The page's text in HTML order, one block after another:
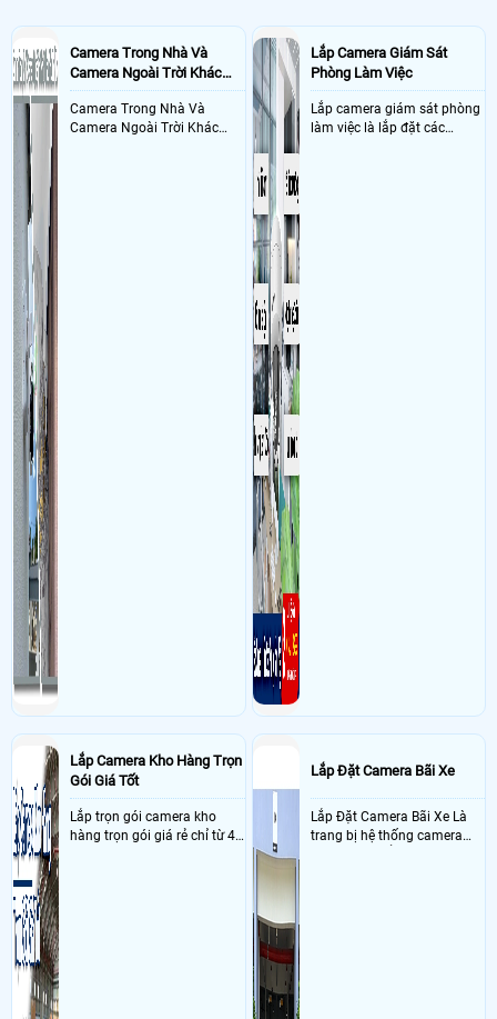
Camera Trong Nhà Và
Camera Ngoài Trời Khác
Nhau Như Thế Nào
Camera Trong Nhà Và
Camera Ngoài Trời Khác
Lắp Camera Giám Sát
Phòng Làm Việc
Lắp camera giám sát phòng
làm việc là lắp đặt các
Lắp Camera Kho Hàng Trọn
Gói Giá Tốt
Lắp trọn gói camera kho
hàng trọn gói giá rẻ chỉ từ 4
Lắp Đặt Camera Bãi Xe
Lắp Đặt Camera Bãi Xe Là
trang bị hệ thống camera